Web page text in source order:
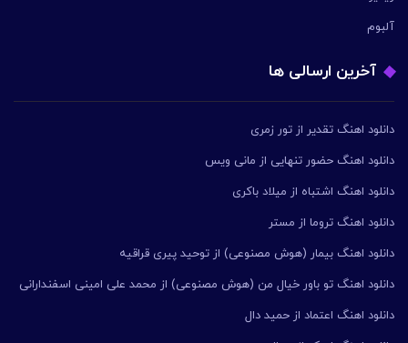
آلبوم
آخرین ارسالی ها
دانلود اهنگ تقدیر از تور زمری
دانلود اهنگ حضور تنهایی از مانی ویس
دانلود اهنگ اشتباه از میلاد باکری
دانلود اهنگ تروما از مستر
دانلود اهنگ بیمار (هوش مصنوعی) از توحید پیری قراقیه
دانلود اهنگ تو باور خیال من (هوش مصنوعی) از محمد علی امینی اسفندارانی
دانلود اهنگ اعتماد از حمید دال